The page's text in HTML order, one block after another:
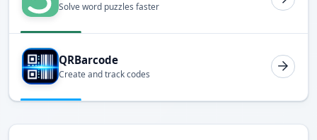
Solve word puzzles faster
QRBarcode
Create and track codes